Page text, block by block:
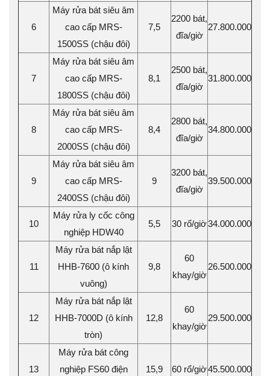
6
Máy rửa bát siêu âm
cao cấp MRS-
1500SS (chậu đôi)
7,5
2200 bát,
đĩa/giờ
27.800.000
7
Máy rửa bát siêu âm
cao cấp MRS-
1800SS (chậu đôi)
8,1
2500 bát,
đĩa/giờ
31.800.000
8
Máy rửa bát siêu âm
cao cấp MRS-
2000SS (chậu đôi)
8,4
2800 bát,
đĩa/giờ
34.800.000
9
Máy rửa bát siêu âm
cao cấp MRS-
2400SS (chậu đôi)
9
3200 bát,
đĩa/giờ
39.500.000
10
Máy rửa ly cốc công
nghiệp HDW40
5,5 30 rổ/giờ34.000.000
11
Máy rửa bát nắp lật
HHB-7600 (ô kính
vuông)
9,8
60
khay/giờ
26.500.000
12
Máy rửa bát nắp lật
HHB-7000D (ô kính
tròn)
12,8
60
khay/giờ
29.500.000
13
Máy rửa bát công
nghiệp FS60 điện
15,9 60 rổ/giờ45.500.000